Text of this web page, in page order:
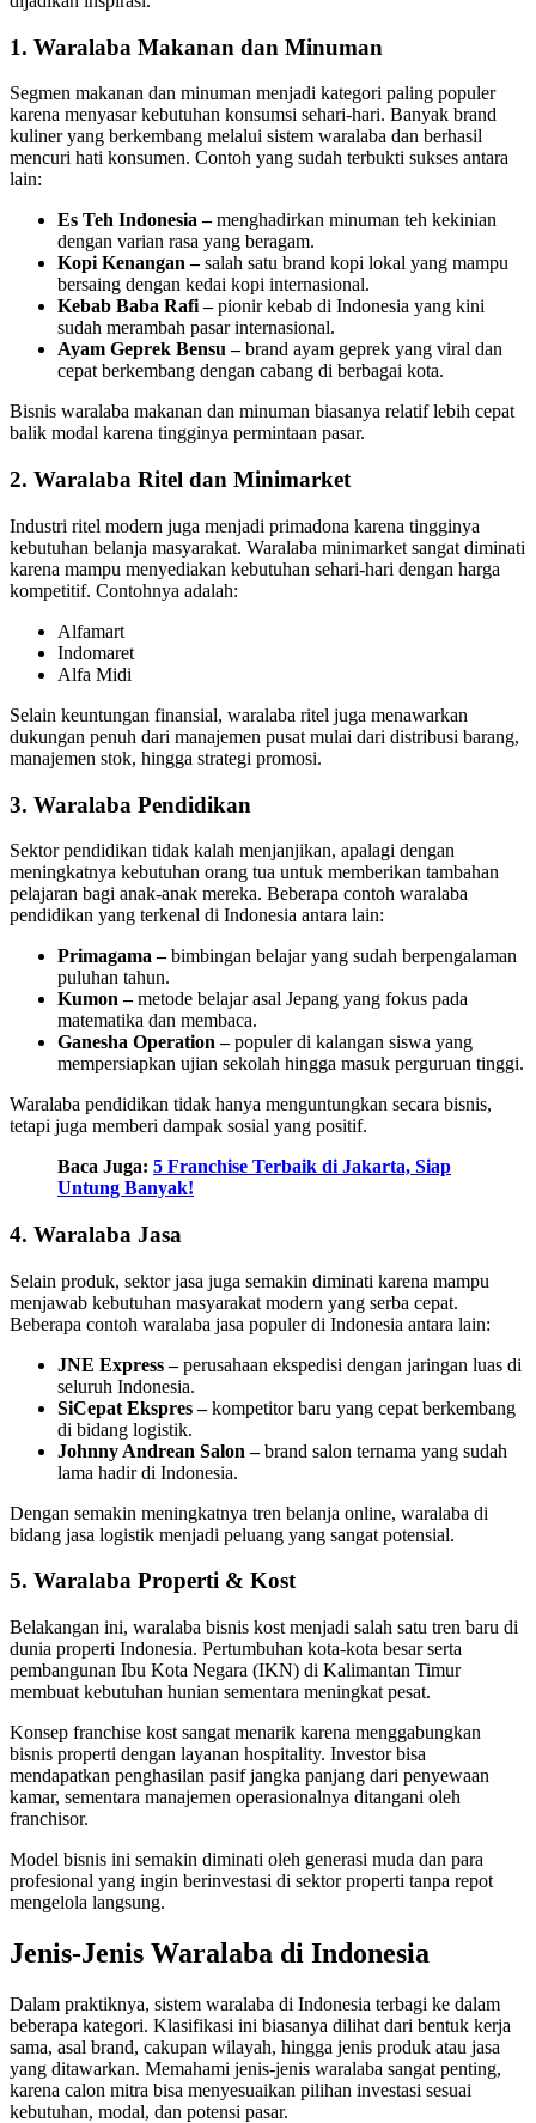
1. Waralaba Makanan dan Minuman
Segmen makanan dan minuman menjadi kategori paling populer
karena menyasar kebutuhan konsumsi sehari-hari. Banyak brand
kuliner yang berkembang melalui sistem waralaba dan berhasil
mencuri hati konsumen. Contoh yang sudah terbukti sukses antara
lain:
Es Teh Indonesia –menghadirkan minuman teh kekinian
dengan varian rasa yang beragam.
Kopi Kenangan –salah satu brand kopi lokal yang mampu
bersaing dengan kedai kopi internasional.
Kebab Baba Rafi –pionir kebab di Indonesia yang kini
sudah merambah pasar internasional.
Ayam Geprek Bensu –brand ayam geprek yang viral dan
cepat berkembang dengan cabang di berbagai kota.
Bisnis waralaba makanan dan minuman biasanya relatif lebih cepat
balik modal karena tingginya permintaan pasar.
2. Waralaba Ritel dan Minimarket
Industri ritel modern juga menjadi primadona karena tingginya
kebutuhan belanja masyarakat. Waralaba minimarket sangat diminati
karena mampu menyediakan kebutuhan sehari-hari dengan harga
kompetitif. Contohnya adalah:
Alfamart
Indomaret
Alfa Midi
Selain keuntungan finansial, waralaba ritel juga menawarkan
dukungan penuh dari manajemen pusat mulai dari distribusi barang,
manajemen stok, hingga strategi promosi.
3. Waralaba Pendidikan
Sektor pendidikan tidak kalah menjanjikan, apalagi dengan
meningkatnya kebutuhan orang tua untuk memberikan tambahan
pelajaran bagi anak-anak mereka. Beberapa contoh waralaba
pendidikan yang terkenal di Indonesia antara lain:
Primagama –bimbingan belajar yang sudah berpengalaman
puluhan tahun.
Kumon –metode belajar asal Jepang yang fokus pada
matematika dan membaca.
Ganesha Operation –populer di kalangan siswa yang
mempersiapkan ujian sekolah hingga masuk perguruan tinggi.
Waralaba pendidikan tidak hanya menguntungkan secara bisnis,
tetapi juga memberi dampak sosial yang positif.
Baca Juga: 5 Franchise Terbaik di Jakarta, Siap
Untung Banyak!
4. Waralaba Jasa
Selain produk, sektor jasa juga semakin diminati karena mampu
menjawab kebutuhan masyarakat modern yang serba cepat.
Beberapa contoh waralaba jasa populer di Indonesia antara lain:
JNE Express –perusahaan ekspedisi dengan jaringan luas di
seluruh Indonesia.
SiCepat Ekspres –kompetitor baru yang cepat berkembang
di bidang logistik.
Johnny Andrean Salon –brand salon ternama yang sudah
lama hadir di Indonesia.
Dengan semakin meningkatnya tren belanja online, waralaba di
bidang jasa logistik menjadi peluang yang sangat potensial.
5. Waralaba Properti & Kost
Belakangan ini, waralaba bisnis kost menjadi salah satu tren baru di
dunia properti Indonesia. Pertumbuhan kota-kota besar serta
pembangunan Ibu Kota Negara (IKN) di Kalimantan Timur
membuat kebutuhan hunian sementara meningkat pesat.
Konsep franchise kost sangat menarik karena menggabungkan
bisnis properti dengan layanan hospitality. Investor bisa
mendapatkan penghasilan pasif jangka panjang dari penyewaan
kamar, sementara manajemen operasionalnya ditangani oleh
franchisor.
Model bisnis ini semakin diminati oleh generasi muda dan para
profesional yang ingin berinvestasi di sektor properti tanpa repot
mengelola langsung.
Jenis-Jenis Waralaba di Indonesia
Dalam praktiknya, sistem waralaba di Indonesia terbagi ke dalam
beberapa kategori. Klasifikasi ini biasanya dilihat dari bentuk kerja
sama, asal brand, cakupan wilayah, hingga jenis produk atau jasa
yang ditawarkan. Memahami jenis-jenis waralaba sangat penting,
karena calon mitra bisa menyesuaikan pilihan investasi sesuai
kebutuhan, modal, dan potensi pasar.